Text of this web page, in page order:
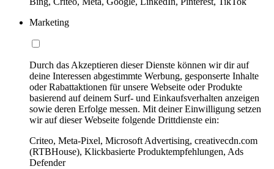
Marketing
Durch das Akzeptieren dieser Dienste können wir dir auf
deine Interessen abgestimmte Werbung, gesponserte Inhalte
oder Rabattaktionen für unsere Webseite oder Produkte
basierend auf deinem Surf- und Einkaufsverhalten anzeigen
sowie deren Erfolge messen. Mit deiner Einwilligung setzen
wir auf dieser Webseite folgende Drittdienste ein:
Criteo, Meta-Pixel, Microsoft Advertising, creativecdn.com
(RTBHouse), Klickbasierte Produktempfehlungen, Ads
Defender